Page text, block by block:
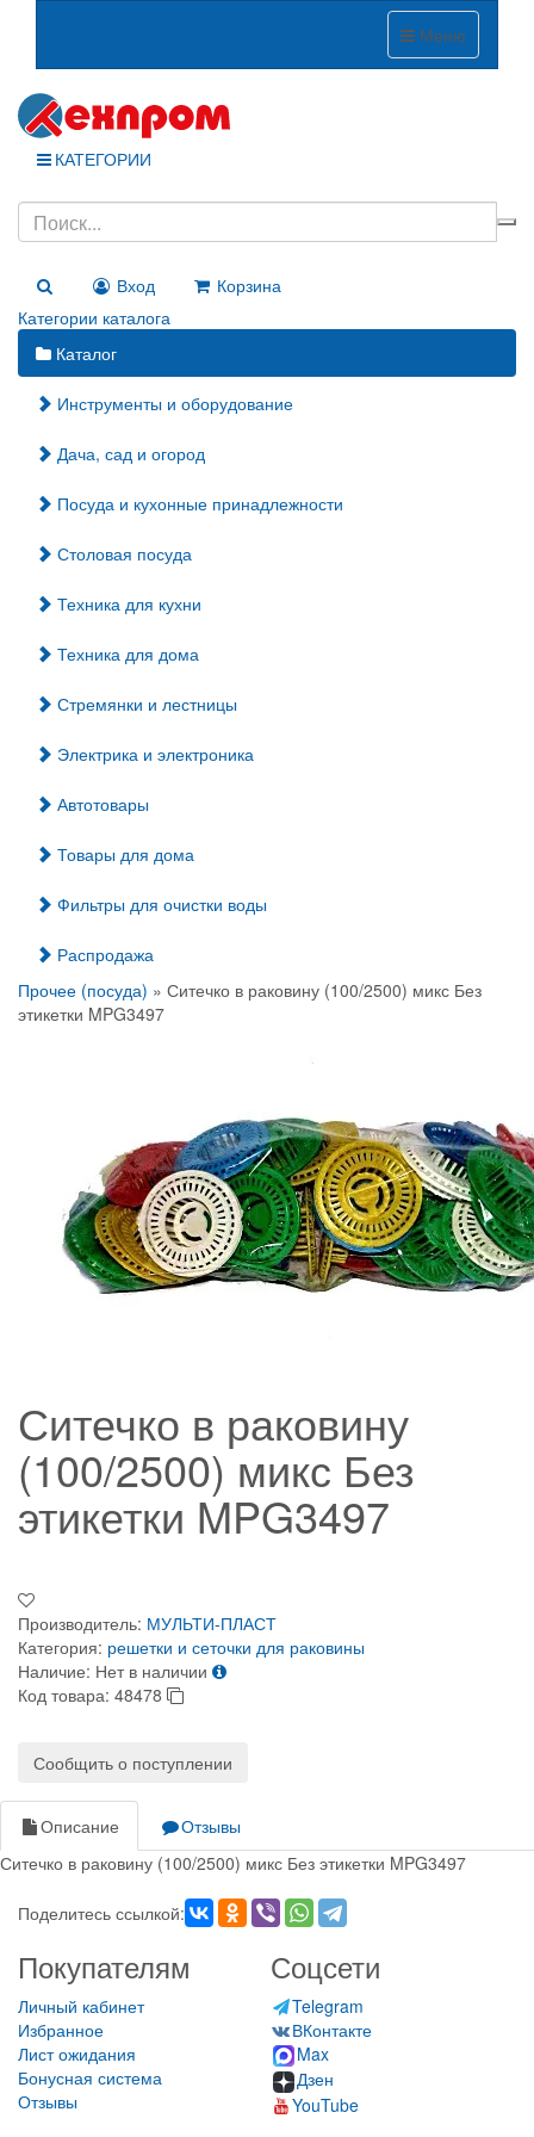
Меню
КАТЕГОРИИ
Вход
Корзина
Категории каталога
Каталог
Инструменты и оборудование
Дача, сад и огород
Посуда и кухонные принадлежности
Столовая посуда
Техника для кухни
Техника для дома
Стремянки и лестницы
Электрика и электроника
Автотовары
Товары для дома
Фильтры для очистки воды
Распродажа
Прочее (посуда) » Ситечко в раковину (100/2500) микс Без
этикетки MPG3497
Ситечко в раковину
(100/2500) микс Без
этикетки MPG3497
Производитель: МУЛЬТИ-ПЛАСТ
Категория: решетки и сеточки для раковины
Наличие: Нет в наличии
Код товара: 48478
Сообщить о поступлении
Описание
Отзывы
Ситечко в раковину (100/2500) микс Без этикетки MPG3497
Поделитесь ссылкой:
Покупателям
Личный кабинет
Избранное
Лист ожидания
Бонусная система
Отзывы
Соцсети
Telegram
ВКонтакте
Max
Дзен
YouTube